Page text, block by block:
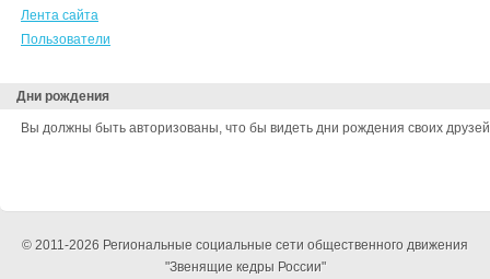
Лента сайта
Пользователи
Дни рождения
Вы должны быть авторизованы, что бы видеть дни рождения своих
© 2011-2026 Региональные социальные сети общественного движения
"Звенящие кедры России"